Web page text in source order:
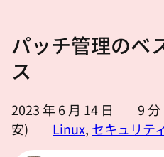
し
だ
さ
パッチ管理のベ
ス
2023 年 6 月 14 日 9分
安)
Linux, セキュリティ